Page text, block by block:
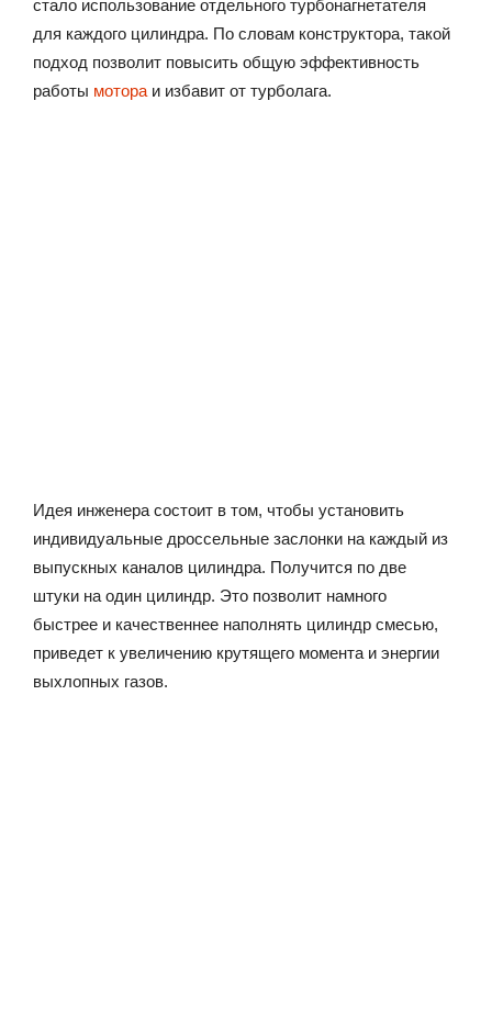
стало использование отдельного турбонагнетателя
для каждого цилиндра. По словам конструктора, такой
подход позволит повысить общую эффективность
работы мотора и избавит от турболага.
Идея инженера состоит в том, чтобы установить
индивидуальные дроссельные заслонки на каждый из
выпускных каналов цилиндра. Получится по две
штуки на один цилиндр. Это позволит намного
быстрее и качественнее наполнять цилиндр смесью,
приведет к увеличению крутящего момента и энергии
выхлопных газов.